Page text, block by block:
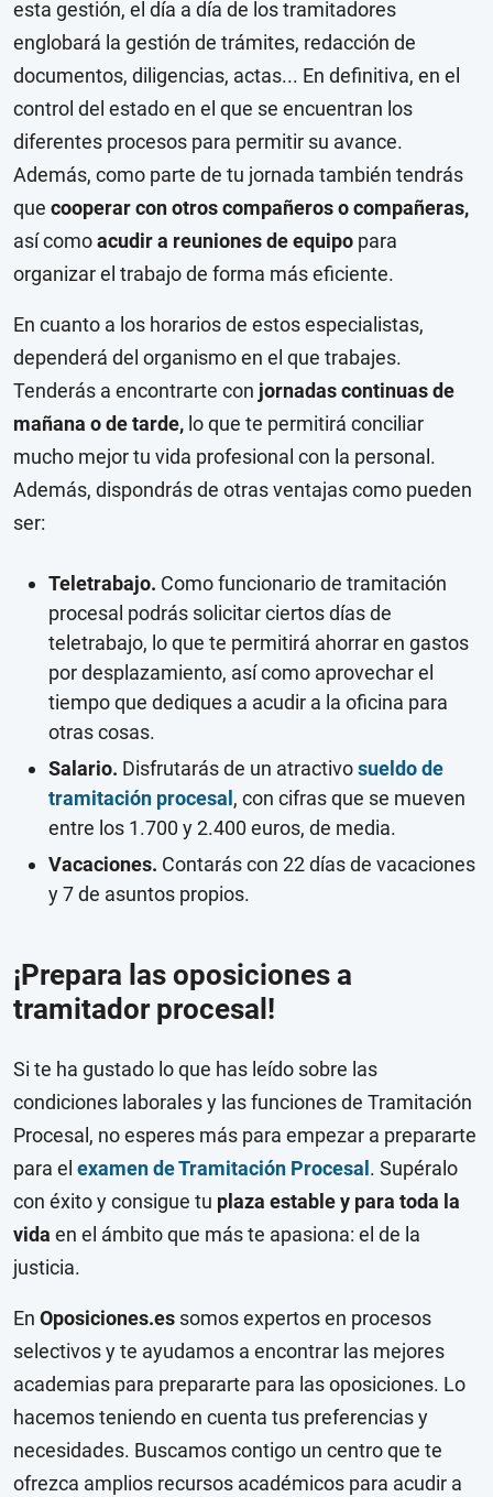
esta gestión, el día a día de los tramitadores
englobará la gestión de trámites, redacción de
documentos, diligencias, actas... En definitiva, en el
control del estado en el que se encuentran los
diferentes procesos para permitir su avance.
Además, como parte de tu jornada también tendrás
que cooperar con otros compañeros o compañeras,
así comoacudir a reuniones de equipo para
organizar el trabajo de forma más eficiente.
En cuanto a los horarios de estos especialistas,
dependerá del organismo en el que trabajes.
Tenderás a encontrarte con jornadas continuas de
mañana o de tarde, lo que te permitirá conciliar
mucho mejor tu vida profesional con la personal.
Además, dispondrás de otras ventajas como pueden
ser:
Teletrabajo. Como funcionario de tramitación
procesal podrás solicitar ciertos días de
teletrabajo, lo que te permitirá ahorrar en gastos
por desplazamiento, así como aprovechar el
tiempo que dediques a acudir a la oficina para
otras cosas.
Salario. Disfrutarás de un atractivosueldo de
tramitación procesal , con cifras que se mueven
entre los 1.700 y 2.400 euros, de media.
Vacaciones. Contarás con 22 días de vacaciones
y 7 de asuntos propios.
¡Prepara las oposiciones a
tramitador procesal!
Si te ha gustado lo que has leído sobre las
condiciones laborales y las funciones de Tramitación
Procesal, no esperes más para empezar a prepararte
para el examen de Tramitación Procesal . Supéralo
con éxito y consigue tu plaza estable y para toda la
vida en el ámbito que más te apasiona: el de la
justicia.
En Oposiciones.es somos expertos en procesos
selectivos y te ayudamos a encontrar las mejores
academias para prepararte para las oposiciones. Lo
hacemos teniendo en cuenta tus preferencias y
necesidades. Buscamos contigo un centro que te
ofrezca amplios recursos académicos para acudir a